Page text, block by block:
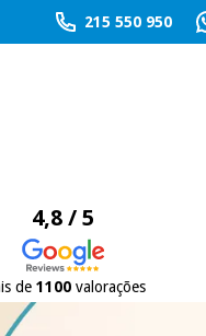
215 550 950
4,8 / 5
de 1100valorações